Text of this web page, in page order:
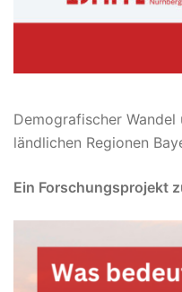
Demografischer
ländlichen Regionen
Ein Forschungsprojekt